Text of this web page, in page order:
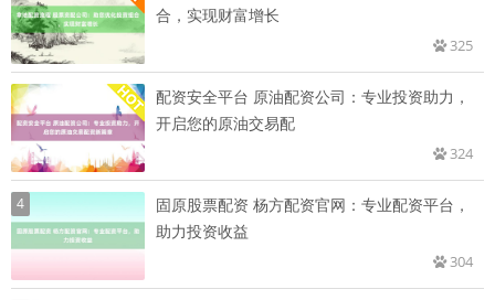
合，实现财富增长
325
配资安全平台 原油配资公司：专业投资助力，
开启您的原油交易配
324
4
固原股票配资 杨方配资官网：专业配资平台，
助力投资收益
304